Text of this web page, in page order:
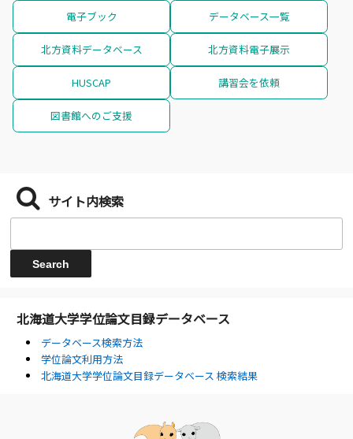
電子ブック データベース一覧
北方資料データベース 北方資料電子展示
HUSCAP 講習会を依頼
図書館へのご支援
サイト内検索
北海道大学学位論文目録データベース
データベース検索方法
学位論文利用方法
北海道大学学位論文目録データベース 検索結果